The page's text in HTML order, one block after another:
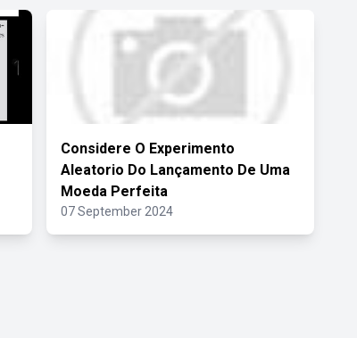
Considere O Experimento
Aleatorio Do Lançamento De Uma
Moeda Perfeita
07 September 2024